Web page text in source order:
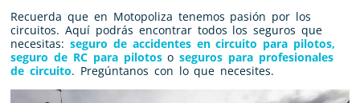
Recuerda que en Motopoliza tenemos pasión por los
circuitos. Aquí podrás encontrar todos los seguros que
necesitas: seguro de accidentes en circuito para pilotos,
seguro de RC para pilotososeguros para profesionales
de circuito. Pregúntanos con lo que necesites.